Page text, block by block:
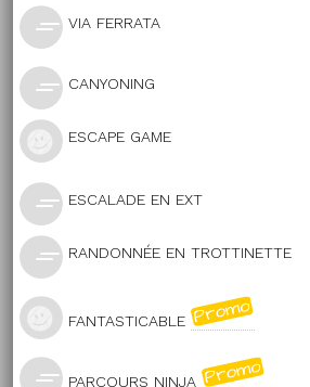
VIA FERRATA
CANYONING
ESCAPE GAME
ESCALADE EN EXT
RANDONNÉE EN TROTTINETTE
FANTASTICABLE
PARCOURS NINJA